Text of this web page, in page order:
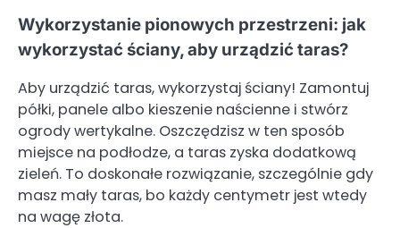
Wykorzystanie pionowych przestrzeni: jak
wykorzystać ściany, aby urządzić taras?
Aby urządzić taras, wykorzystaj ściany! Zamontuj
półki, panele albo kieszenie naścienne i stwórz
ogrody wertykalne. Oszczędzisz w ten sposób
miejsce na podłodze, a taras zyska dodatkową
zieleń. To doskonałe rozwiązanie, szczególnie gdy
masz mały taras, bo każdy centymetr jest wtedy
na wagę złota.